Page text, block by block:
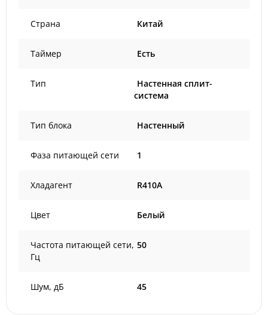
Страна Китай
Таймер Есть
Тип
Настенная сплит-
система
Тип блока Настенный
Фаза питающей сети 1
Хладагент R410A
Цвет Белый
Частота питающей сети,
Гц
50
Шум, дБ 45